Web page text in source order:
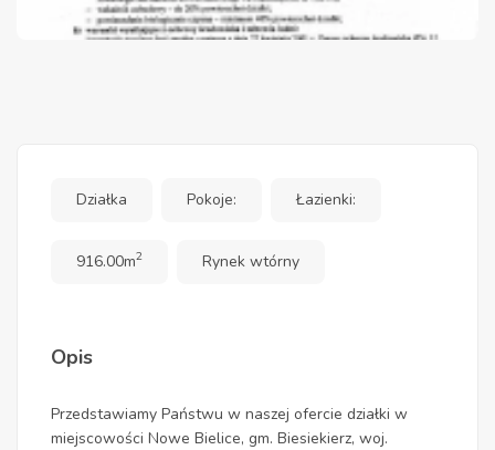
Działka Pokoje: Łazienki:
916.00m2 Rynek wtórny
Opis
Przedstawiamy Państwu w naszej ofercie działki w
miejscowości Nowe Bielice, gm. Biesiekierz, woj.